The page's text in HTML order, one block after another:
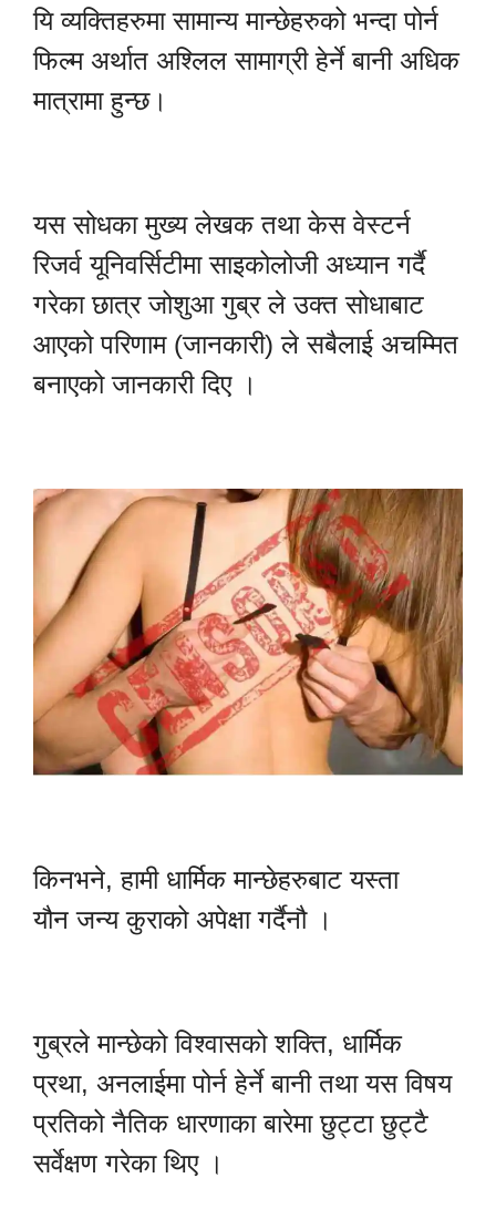
यि व्यक्तिहरुमा सामान्य मान्छेहरुको भन्दा पोर्न
फिल्म अर्थात अश्लिल सामाग्री हेर्ने बानी अधिक
मात्रामा हुन्छ।
यस सोधका मुख्य लेखक तथा केस वेस्टर्न
रिजर्व यूनिवर्सिटीमा साइकोलोजी अध्यान गर्दै
गरेका छात्र जोशुआ गुब्र ले उक्त सोधाबाट
आएको परिणाम (जानकारी) ले सबैलाई अचम्मित
बनाएको जानकारी दिए ।
किनभने, हामी धार्मिक मान्छेहरुबाट यस्ता
यौन जन्य कुराको अपेक्षा गर्दैनौ ।
गुब्रले मान्छेको विश्वासको शक्ति, धार्मिक
प्रथा, अनलाईमा पोर्न हेर्ने बानी तथा यस विषय
प्रतिको नैतिक धारणाका बारेमा छुट्टा छुट्टै
सर्वेक्षण गरेका थिए ।